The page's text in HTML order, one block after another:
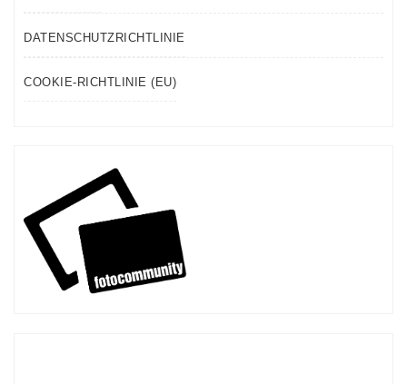
DATENSCHUTZRICHTLINIE
COOKIE-RICHTLINIE (EU)